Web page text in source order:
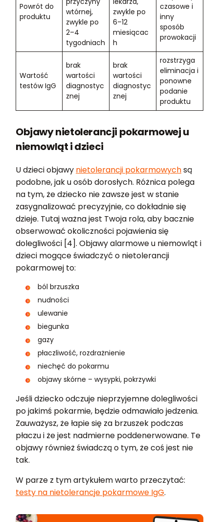
Powrót do
produktu
wtórnej,
zwykle po
2–4
tygodniach
zwykle po
6–12
miesiącac
h
czasowe i
inny
sposób
prowokacji
Wartość
testów IgG
brak
wartości
diagnostyc
znej
brak
wartości
diagnostyc
znej
rozstrzyga
eliminacja i
ponowne
podanie
produktu
Objawy nietolerancji pokarmowej u
niemowląt i dzieci
U dzieci objawy nietolerancji pokarmowychsą
podobne, jak u osób dorosłych. Różnica polega
na tym, że dziecko nie zawsze jest w stanie
zasygnalizować precyzyjnie, co dokładnie się
dzieje. Tutaj ważna jest Twoja rola, aby bacznie
obserwować okoliczności pojawienia się
dolegliwości [4]. Objawy alarmowe u niemowląt i
dzieci mogące świadczyć o nietolerancji
pokarmowej to:
ból brzuszka
nudności
ulewanie
biegunka
gazy
płaczliwość, rozdrażnienie
niechęć do pokarmu
objawy skórne – wysypki, pokrzywki
Jeśli dziecko odczuje nieprzyjemne dolegliwości
po jakimś pokarmie, będzie odmawiało jedzenia.
Zauważysz, że łapie się za brzuszek podczas
płaczu i że jest nadmierne poddenerwowane. Te
objawy również świadczą o tym, że coś jest nie
tak.
W parze z tym artykułem warto przeczytać:
testy na nietolerancje pokarmowe IgG.